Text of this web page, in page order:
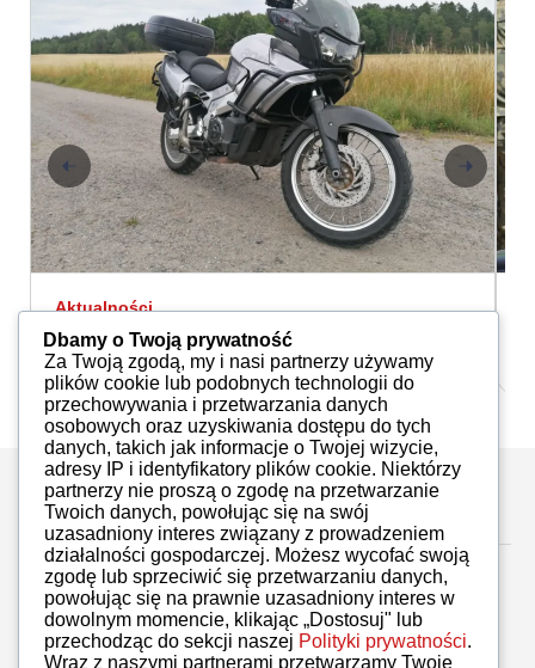
Aktualności
ETV
Marcin Suszczewski 12.05.2022
Zostaw komentarz
Brak komentarzy
Dbamy o Twoją prywatność
Za Twoją zgodą, my i nasi partnerzy używamy
plików cookie lub podobnych technologii do
przechowywania i przetwarzania danych
osobowych oraz uzyskiwania dostępu do tych
danych, takich jak informacje o Twojej wizycie,
adresy IP i identyfikatory plików cookie. Niektórzy
partnerzy nie proszą o zgodę na przetwarzanie
Twoich danych, powołując się na swój
uzasadniony interes związany z prowadzeniem
działalności gospodarczej. Możesz wycofać swoją
zgodę lub sprzeciwić się przetwarzaniu danych,
powołując się na prawnie uzasadniony interes w
dowolnym momencie, klikając „Dostosuj" lub
przechodząc do sekcji naszej Polityki prywatności.
Wraz z naszymi partnerami przetwarzamy Twoje